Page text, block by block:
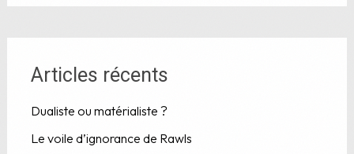
Articles récents
Dualiste ou matérialiste ?
Le voile d’ignorance de Rawls